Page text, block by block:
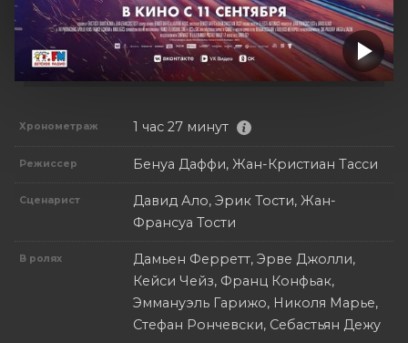
Хронометраж 1 час 27 минут
Режиссер Бенуа Даффи, Жан-Кристиан Тасси
Сценарист
Давид Ало, Эрик Тости, Жан-
Франсуа Тости
В ролях
Дамьен Ферретт, Эрве Джолли,
Кейси Чейз, Франц Конфьак,
Эммануэль Гарижо, Николя Марье,
Стефан Рончевски, Себастьян Дежу